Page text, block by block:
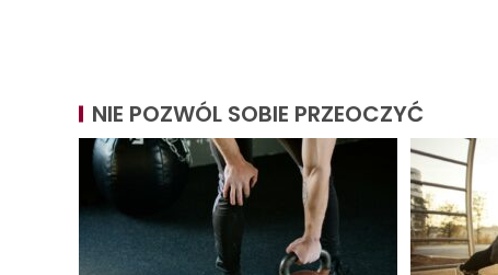
NIE POZWÓL SOBIE PRZEOCZYĆ